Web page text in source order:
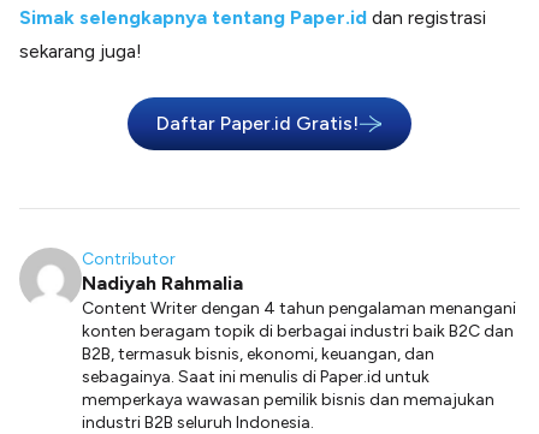
Simak selengkapnya tentang Paper.id dan registrasi
sekarang juga!
Daftar Paper.id Gratis!
Contributor
Nadiyah Rahmalia
Content Writer dengan 4 tahun pengalaman menangani
konten beragam topik di berbagai industri baik B2C dan
B2B, termasuk bisnis, ekonomi, keuangan, dan
sebagainya. Saat ini menulis di Paper.id untuk
memperkaya wawasan pemilik bisnis dan memajukan
industri B2B seluruh Indonesia.